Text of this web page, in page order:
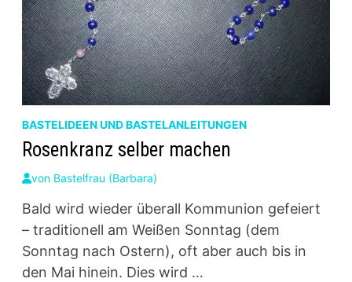
BASTELIDEEN UND BASTELANLEITUNGEN
Rosenkranz selber machen
von Bastelfrau (Barbara)
Bald wird wieder überall Kommunion gefeiert
– traditionell am Weißen Sonntag (dem
Sonntag nach Ostern), oft aber auch bis in
den Mai hinein. Dies wird …